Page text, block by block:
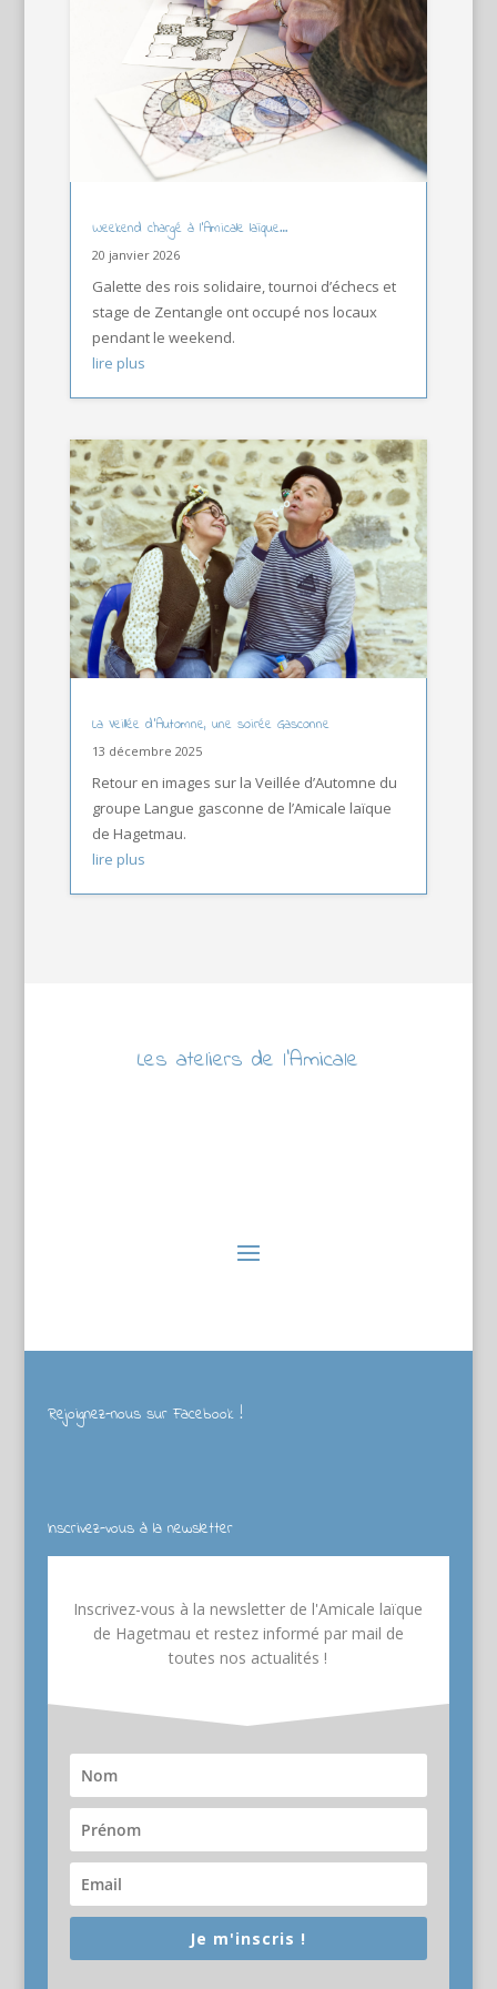
Weekend chargé à l’Amicale laïque…
20 janvier 2026
Galette des rois solidaire, tournoi d’échecs et
stage de Zentangle ont occupé nos locaux
pendant le weekend.
lire plus
La Veillée d’Automne, une soirée Gasconne
13 décembre 2025
Retour en images sur la Veillée d’Automne du
groupe Langue gasconne de l’Amicale laïque
de Hagetmau.
lire plus
Les ateliers de l’Amicale
Rejoignez-nous sur Facebook !
Inscrivez-vous à la newsletter
Inscrivez-vous à la newsletter de l'Amicale laïque
de Hagetmau et restez informé par mail de
toutes nos actualités !
Je m'inscris !